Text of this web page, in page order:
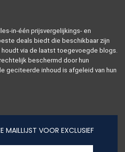
in-één prijsvergelijkings- en
deals biedt die beschikbaar zijn
via de laatst toegevoegde blogs.
beschermd door hun
geciteerde inhoud is afgeleid van hun
MAILLIJST VOOR EXCLUSIEF